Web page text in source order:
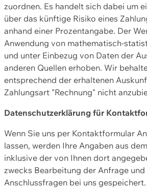
zuordnen. Es handelt sich dabei um
über das künftige Risiko eines
anhand einer Prozentangabe. Der
Anwendung von mathematisch-
und unter Einbezug von Daten der
anderen Quellen erhoben. Wir
entsprechend der erhaltenen
Zahlungsart "Rechnung" nicht
Datenschutzerklärung für
Wenn Sie uns per Kontaktformular
lassen, werden Ihre Angaben aus
inklusive der von Ihnen dort
zwecks Bearbeitung der Anfrage
Anschlussfragen bei uns